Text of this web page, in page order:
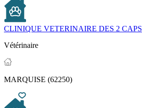
CLINIQUE VETERINAIRE DES 2 CAPS
Vétérinaire
MARQUISE (62250)